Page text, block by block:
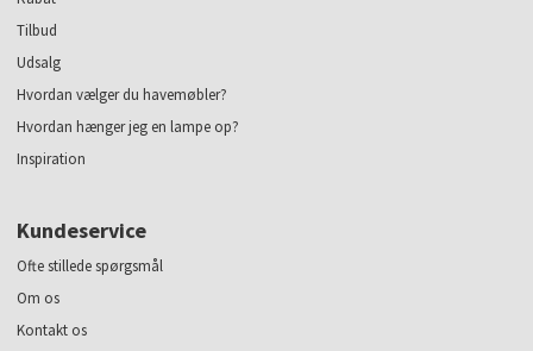
Tilbud
Udsalg
Hvordan vælger du havemøbler?
Hvordan hænger jeg en lampe op?
Inspiration
Kundeservice
Ofte stillede spørgsmål
Om os
Kontakt os